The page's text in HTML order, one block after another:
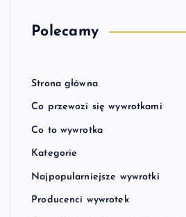
Polecamy
Strona główna
Co przewozi się wywrotkami
Co to wywrotka
Kategorie
Najpopularniejsze wywrotki
Producenci wywrotek